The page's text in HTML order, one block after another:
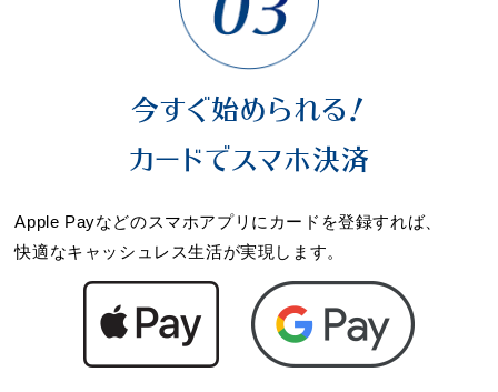
今すぐ始められる！
カードでスマホ決済
Apple Payなどのスマホアプリにカードを登録すれば、
快適なキャッシュレス生活が実現します。